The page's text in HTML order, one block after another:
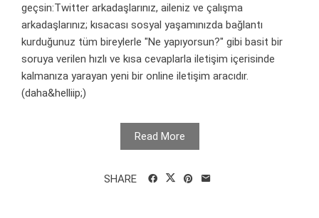
geçsin:Twitter arkadaşlarınız, aileniz ve çalışma
arkadaşlarınız; kısacası sosyal yaşamınızda bağlantı
kurduğunuz tüm bireylerle "Ne yapıyorsun?" gibi basit bir
soruya verilen hızlı ve kısa cevaplarla iletişim içerisinde
kalmanıza yarayan yeni bir online iletişim aracıdır.
(daha&helliip;)
Read More
SHARE